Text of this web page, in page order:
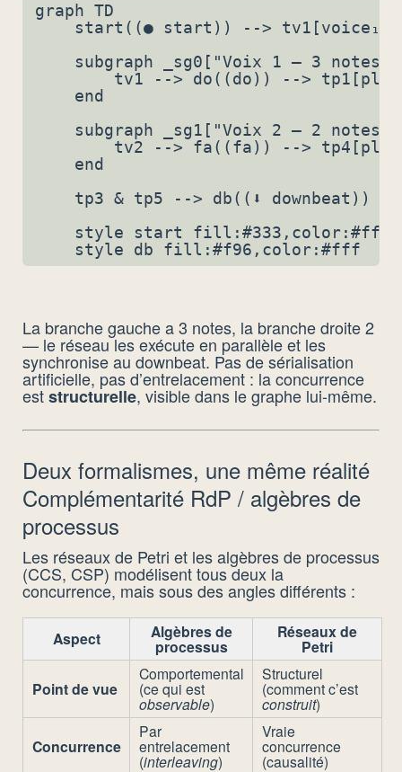
graph TD
start((● start)) --> tv1[voice₁]
    subgraph _sg0["Voix 1 — 3 notes"]
tv1 --> do((do)) -->
    end
    subgraph _sg1["Voix 2 — 2 notes"]
tv2 --> fa((fa)) -->
    end
    tp3 & tp5 --> db((⬇ downbeat))
    style start fill:#333,color:#fff
La branche gauche a 3 notes, la branche droite 2
— le réseau les exécute en parallèle et les
synchronise au downbeat. Pas de sérialisation
artificielle, pas d’entrelacement : la concurrence
eststructurelle, visible dans le graphe lui-même.
Deux formalismes, une même réalité
Complémentarité RdP / algèbres de
processus
Les réseaux de Petri et les algèbres de processus
(CCS, CSP) modélisent tous deux la
concurrence, mais sous des angles différents :
Aspect Algèbres de
processus
Réseaux de
Petri
Point de vue
Comportemental
(ce qui est
observable)
Structurel
(comment c’est
construit)
Concurrence
Par
entrelacement
(interleaving)
Vraie
concurrence
(causalité)